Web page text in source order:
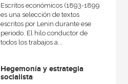
Escritos económicos (1893-1899)
es una selección de textos
escritos por Lenin durante ese
periodo. El hilo conductor de
todos los trabajos a...
Hegemonía y estrategia
socialista